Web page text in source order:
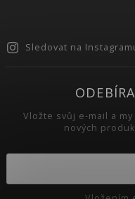
Sledovat na
Vložte svůj e-mail a
nových